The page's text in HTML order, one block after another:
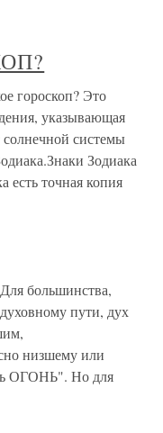
Это
указывающая
системы
Зодиака
есть точная копия
большинства,
пути, дух
низшему или
ОГОНЬ". Но для